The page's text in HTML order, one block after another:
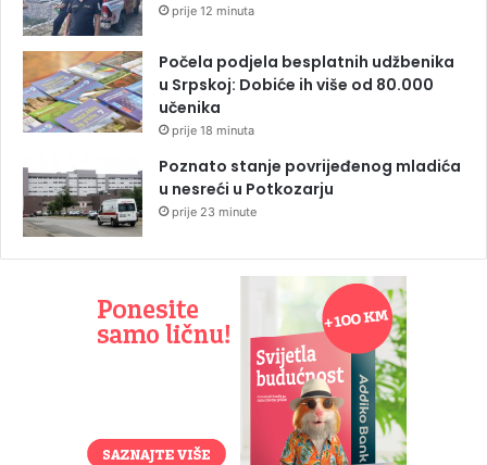
prije 12 minuta
Počela podjela besplatnih udžbenika
u Srpskoj: Dobiće ih više od 80.000
učenika
prije 18 minuta
Poznato stanje povrijeđenog mladića
u nesreći u Potkozarju
prije 23 minute